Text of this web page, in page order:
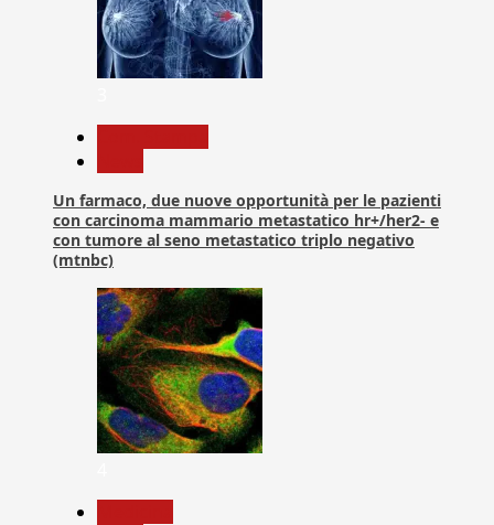
Un farmaco, due nuove opportunità per le pazienti
con carcinoma mammario metastatico hr+/her2- e
con tumore al seno metastatico triplo negativo
(mtnbc)